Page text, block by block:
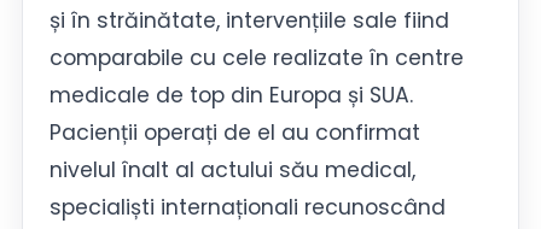
și în străinătate, intervențiile sale fiind
comparabile cu cele realizate în centre
medicale de top din Europa și SUA.
Pacienții operați de el au confirmat
nivelul înalt al actului său medical,
specialiști internaționali recunoscând